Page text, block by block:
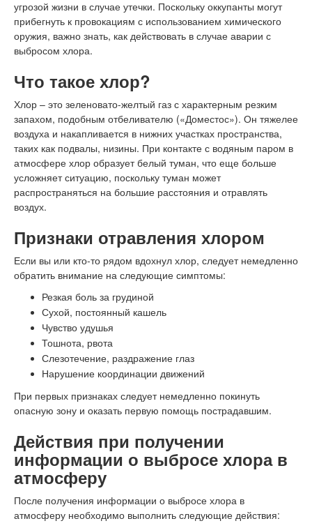
угрозой жизни в случае утечки. Поскольку оккупанты могут
прибегнуть к провокациям с использованием химического
оружия, важно знать, как действовать в случае аварии с
выбросом хлора.
Что такое хлор?
Хлор – это зеленовато-желтый газ с характерным резким
запахом, подобным отбеливателю («Доместос»). Он тяжелее
воздуха и накапливается в нижних участках пространства,
таких как подвалы, низины. При контакте с водяным паром в
атмосфере хлор образует белый туман, что еще больше
усложняет ситуацию, поскольку туман может
распространяться на большие расстояния и отравлять
воздух.
Признаки отравления хлором
Если вы или кто-то рядом вдохнул хлор, следует немедленно
обратить внимание на следующие симптомы:
Резкая боль за грудиной
Сухой, постоянный кашель
Чувство удушья
Тошнота, рвота
Слезотечение, раздражение глаз
Нарушение координации движений
При первых признаках следует немедленно покинуть
опасную зону и оказать первую помощь пострадавшим.
Действия при получении
информации о выбросе хлора в
атмосферу
После получения информации о выбросе хлора в
атмосферу необходимо выполнить следующие действия: